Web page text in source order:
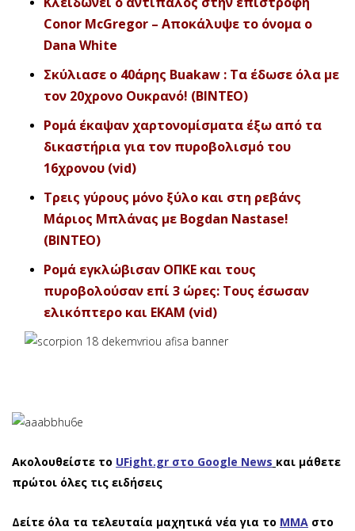
Conor McGregor – Αποκάλυψε το όνομα ο
Dana White
Σκύλιασε ο 40άρης Buakaw : Τα έδωσε όλα με
τον 20χρονο Ουκρανό! (ΒΙΝΤΕΟ)
Ρομά έκαψαν χαρτονομίσματα έξω από τα
δικαστήρια για τον πυροβολισμό του
16χρονου (vid)
Τρεις γύρους μόνο ξύλο και στη ρεβάνς
Μάριος Μπλάνας με Bogdan Nastase!
(BINTEO)
Ρομά εγκλώβισαν ΟΠΚΕ και τους
πυροβολούσαν επί 3 ώρες: Τους έσωσαν
ελικόπτερο και ΕΚΑΜ (vid)
Ακολουθείστε το UFight.gr στο Google News και μάθετε
πρώτοι όλες τις ειδήσεις
Δείτε όλα τα τελευταία μαχητικά νέα για το ΜΜΑ στο